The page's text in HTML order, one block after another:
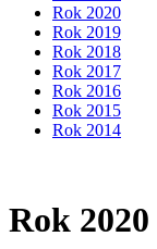
Rok 2020
Rok 2019
Rok 2018
Rok 2017
Rok 2016
Rok 2015
Rok 2014
Rok 2020